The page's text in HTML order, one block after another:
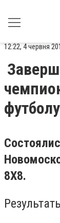
12:22, 4 червня
8Х8.